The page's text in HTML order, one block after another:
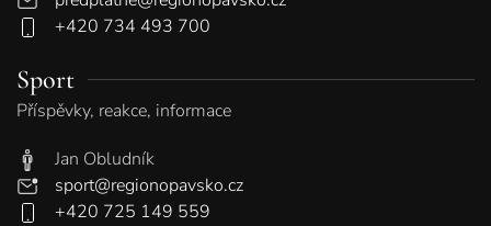
+420 734 493 700
Sport
Příspěvky, reakce, informace
Jan Obludník
sport@regionopavsko.cz
+420 725 149 559